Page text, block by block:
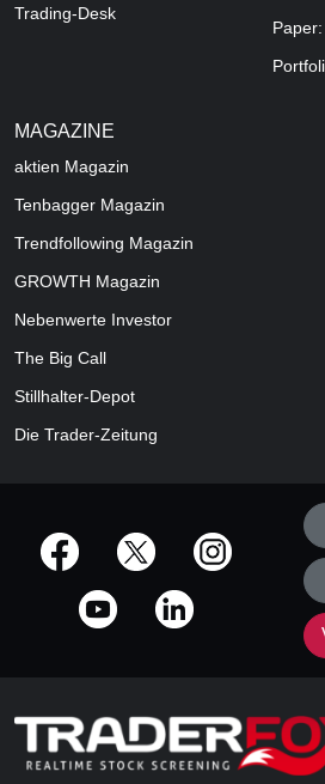
Trading-Desk
MAGAZINE
aktien Magazin
Tenbagger Magazin
Trendfollowing Magazin
GROWTH Magazin
Nebenwerte Investor
The Big Call
Stillhalter-Depot
Die Trader-Zeitung
offizielle Social Media-Accounts